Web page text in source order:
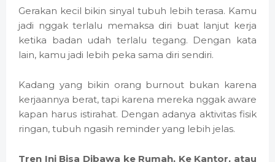
Gerakan kecil bikin sinyal tubuh lebih terasa. Kamu
jadi nggak terlalu memaksa diri buat lanjut kerja
ketika badan udah terlalu tegang. Dengan kata
lain, kamu jadi lebih peka sama diri sendiri.
Kadang yang bikin orang burnout bukan karena
kerjaannya berat, tapi karena mereka nggak aware
kapan harus istirahat. Dengan adanya aktivitas fisik
ringan, tubuh ngasih reminder yang lebih jelas.
Tren Ini Bisa Dibawa ke Rumah, Ke Kantor, atau